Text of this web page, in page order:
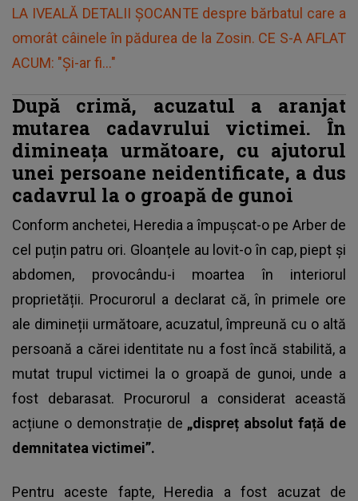
LA IVEALĂ DETALII ȘOCANTE despre bărbatul care a
omorât câinele în pădurea de la Zosin. CE S-A AFLAT
ACUM: "Și-ar fi..."
După crimă, acuzatul a aranjat
mutarea cadavrului victimei. În
dimineața următoare, cu ajutorul
unei persoane neidentificate, a dus
cadavrul la o groapă de gunoi
Conform anchetei, Heredia a împușcat-o pe Arber de
cel puțin patru ori. Gloanțele au lovit-o în cap, piept și
abdomen, provocându-i moartea în interiorul
proprietății. Procurorul a declarat că, în primele ore
ale dimineții următoare, acuzatul, împreună cu o altă
persoană a cărei identitate nu a fost încă stabilită, a
mutat trupul victimei la o groapă de gunoi, unde a
fost debarasat. Procurorul a considerat această
acțiune o demonstrație de „dispreț absolut față de
demnitatea victimei”.
Pentru aceste fapte, Heredia a fost acuzat de